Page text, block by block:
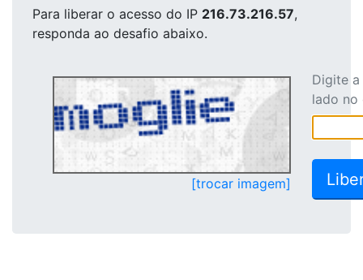
Para liberar o acesso do IP 216.73.216.57,
responda ao desafio abaixo.
[trocar imagem]
Digite
lado no